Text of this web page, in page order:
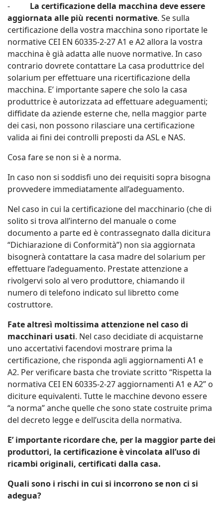
- La certificazione della macchina deve essere
aggiornata alle più recenti normative. Se sulla
certificazione della vostra macchina sono riportate le
normative CEI EN 60335-2-27 A1 e A2 allora la vostra
macchina è già adatta alle nuove normative. In caso
contrario dovrete contattare La casa produttrice del
solarium per effettuare una ricertificazione della
macchina. E’ importante sapere che solo la casa
produttrice è autorizzata ad effettuare adeguamenti;
diffidate da aziende esterne che, nella maggior parte
dei casi, non possono rilasciare una certificazione
valida ai fini dei controlli preposti da ASL e NAS.
Cosa fare se non si è a norma.
In caso non si soddisfi uno dei requisiti sopra bisogna
provvedere immediatamente all’adeguamento.
Nel caso in cui la certificazione del macchinario (che di
solito si trova all’interno del manuale o come
documento a parte ed è contrassegnato dalla dicitura
“Dichiarazione di Conformità”) non sia aggiornata
bisognerà contattare la casa madre del solarium per
effettuare l’adeguamento. Prestate attenzione a
rivolgervi solo al vero produttore, chiamando il
numero di telefono indicato sul libretto come
costruttore.
Fate altresì moltissima attenzione nel caso di
macchinari usati. Nel caso decidiate di acquistarne
uno accertativi facendovi mostrare prima la
certificazione, che risponda agli aggiornamenti A1 e
A2. Per verificare basta che troviate scritto “Rispetta la
normativa CEI EN 60335-2-27 aggiornamenti A1 e A2” o
diciture equivalenti. Tutte le macchine devono essere
“a norma” anche quelle che sono state costruite prima
del decreto legge e dell’uscita della normativa.
E’ importante ricordare che, per la maggior parte dei
produttori, la certificazione è vincolata all’uso di
ricambi originali, certificati dalla casa.
Quali sono i rischi in cui si incorrono se non ci si
adegua?